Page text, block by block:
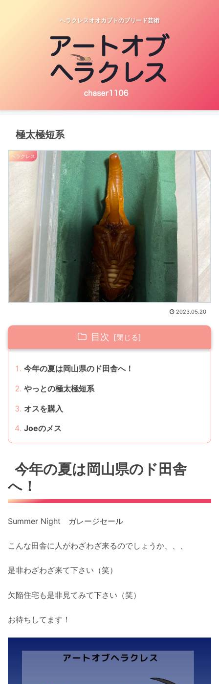
へラクレスオオカブトのブリード芸術
極太極短系
ヘラクレス
2023.05.20
目次
今年の夏は岡山県のド田舎へ！
やっとの極太極短系
オスを購入
Joeのメス
今年の夏は岡山県のド田舎
へ！
Summer Night ガレージセール
こんな田舎に人がわざわざ来るのでしょうか、、、
是非わざわざ来て下さい（笑）
欠陥住宅も是非見てみて下さい（笑）
お待ちしてます！